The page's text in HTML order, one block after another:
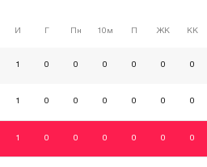
И Пн 10м ЖК КК
1 0 0 0 0 0 0
1 0 0 0 0 0 0
1 0 0 0 0 0 0